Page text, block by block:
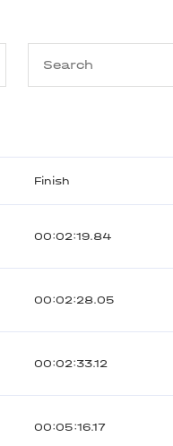
Finish
00:02:19.84
00:02:28.05
00:02:33.12
00:05:16.17